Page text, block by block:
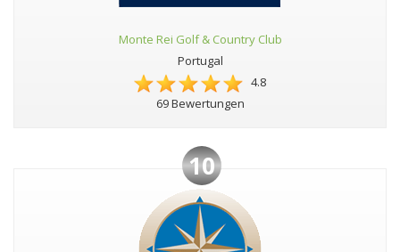
Monte Rei Golf & Country Club
Portugal
4.8
69 Bewertungen
10